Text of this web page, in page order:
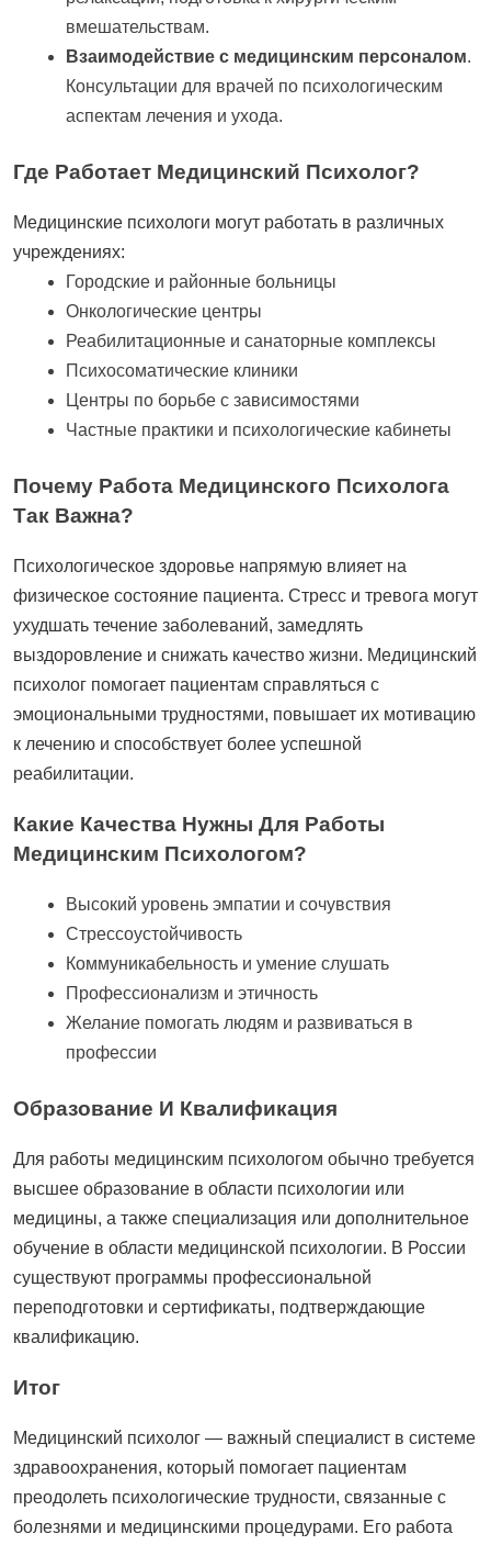
вмешательствам.
Взаимодействие с медицинским персоналом.
Консультации для врачей по психологическим
аспектам лечения и ухода.
Где Работает Медицинский Психолог?
Медицинские психологи могут работать в различных
учреждениях:
Городские и районные больницы
Онкологические центры
Реабилитационные и санаторные комплексы
Психосоматические клиники
Центры по борьбе с зависимостями
Частные практики и психологические кабинеты
Почему Работа Медицинского Психолога
Так Важна?
Психологическое здоровье напрямую влияет на
физическое состояние пациента. Стресс и тревога могут
ухудшать течение заболеваний, замедлять
выздоровление и снижать качество жизни. Медицинский
психолог помогает пациентам справляться с
эмоциональными трудностями, повышает их мотивацию
к лечению и способствует более успешной
реабилитации.
Какие Качества Нужны Для Работы
Медицинским Психологом?
Высокий уровень эмпатии и сочувствия
Стрессоустойчивость
Коммуникабельность и умение слушать
Профессионализм и этичность
Желание помогать людям и развиваться в
профессии
Образование И Квалификация
Для работы медицинским психологом обычно требуется
высшее образование в области психологии или
медицины, а также специализация или дополнительное
обучение в области медицинской психологии. В России
существуют программы профессиональной
переподготовки и сертификаты, подтверждающие
квалификацию.
Итог
Медицинский психолог — важный специалист в системе
здравоохранения, который помогает пациентам
преодолеть психологические трудности, связанные с
болезнями и медицинскими процедурами. Его работа